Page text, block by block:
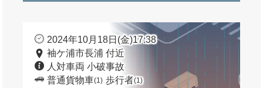
2024年10月18日(金)17:38
袖ケ浦市長浦 付近
人対車両 小破事故
普通貨物車(1) 歩行者(1)